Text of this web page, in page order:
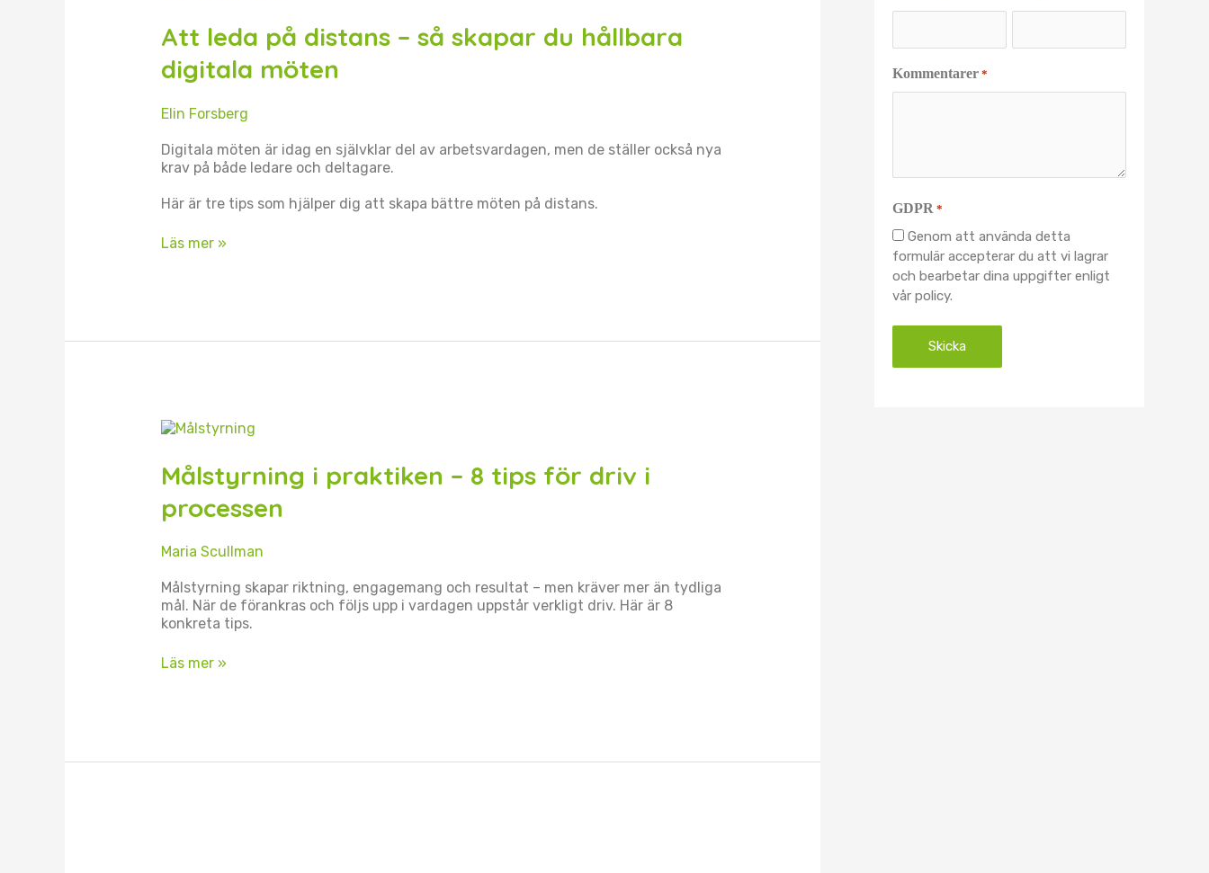
Att leda på distans – så skapar du hållbara
digitala möten
Elin Forsberg
Digitala möten är idag en självklar del av arbetsvardagen, men de ställer också nya
krav på både ledare och deltagare.
Här är tre tips som hjälper dig att skapa bättre möten på distans.
distans
så
du
digitala
möten
Läs mer »
Målstyrning i praktiken – 8 tips för driv i
processen
Maria Scullman
Målstyrning skapar riktning, engagemang och resultat – men kräver mer än tydliga
mål. När de förankras och följs upp i vardagen uppstår verkligt driv. Här är 8
konkreta tips.
Målstyrning
praktiken
–
tips
driv
processen
Läs mer »
Kommentarer *
GDPR *
Genom att använda detta
formulär accepterar du att vi lagrar
och bearbetar dina uppgifter enligt
vår policy.